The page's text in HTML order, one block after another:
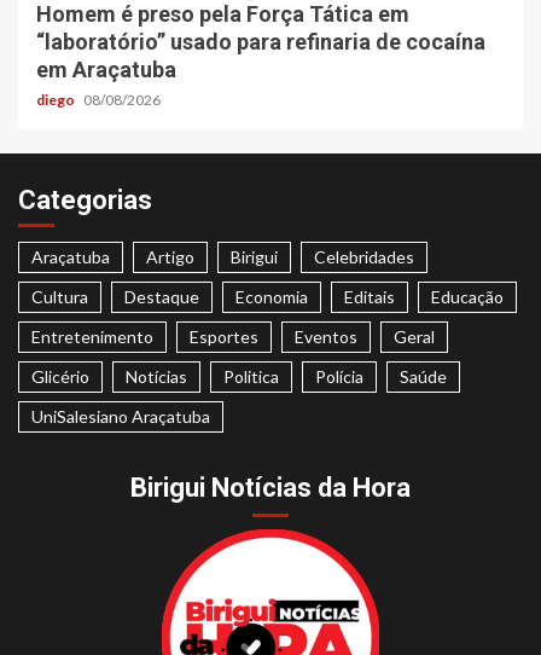
Homem é preso pela Força Tática em
“laboratório” usado para refinaria de cocaína
em Araçatuba
diego 08/08/2026
Categorias
Araçatuba Artigo Birigui
Celebridades
Cultura
Destaque Economia Editais
Educação
Entretenimento
Esportes Eventos
Geral
Glicério
Notícias Politica Polícia
Saúde
UniSalesiano Araçatuba
Birigui Notícias da Hora